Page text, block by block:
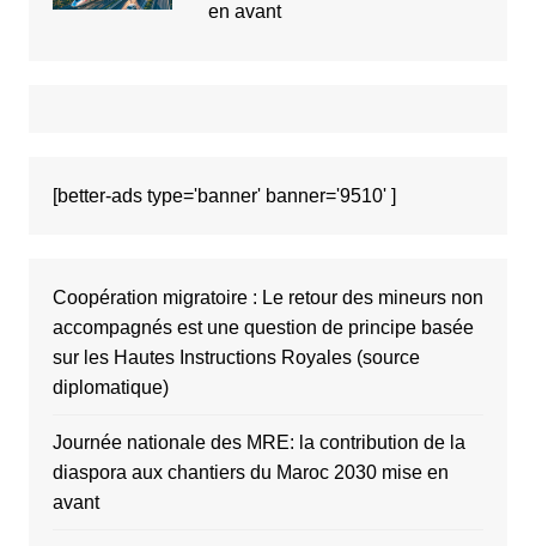
en avant
[better-ads type='banner' banner='9510' ]
Coopération migratoire : Le retour des mineurs non
accompagnés est une question de principe basée
sur les Hautes Instructions Royales (source
diplomatique)
Journée nationale des MRE: la contribution de la
diaspora aux chantiers du Maroc 2030 mise en
avant